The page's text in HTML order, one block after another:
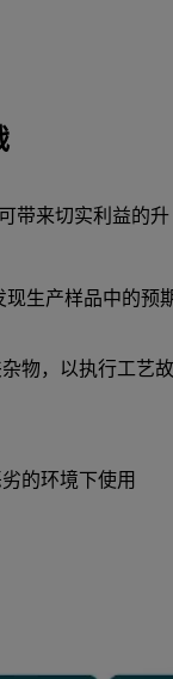
带来切实利益的升
现生产样品中的预
物，以执行工艺
的环境下使用